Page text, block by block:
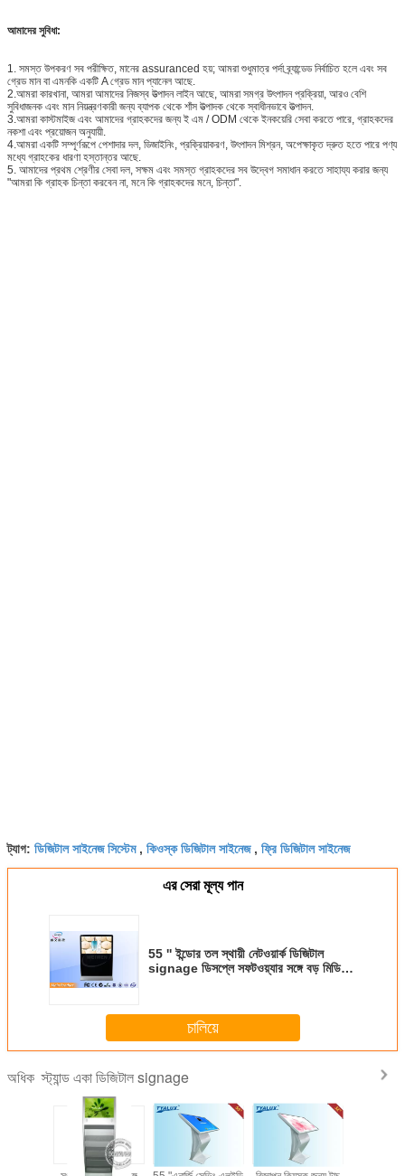
আমাদের সুবিধা:
1. সমস্ত উপকরণ সব পরীক্ষিত, মানের assuranced হয়; আমরা শুধুমাত্র পর্দা ব্র্যান্ডেড নির্বাচিত হলে এবং সব
গ্রেড মান বা এমনকি একটি A গ্রেড মান প্যানেল আছে.
2.আমরা কারখানা, আমরা আমাদের নিজস্ব উত্পাদন লাইন আছে, আমরা সমগ্র উৎপাদন প্রক্রিয়া, আরও বেশি
সুবিধাজনক এবং মান নিয়ন্ত্রণকারী জন্য ব্যাপক থেকে শাঁস উত্পাদক থেকে স্বাধীনভাবে উত্পাদন.
3.আমরা কাস্টমাইজ এবং আমাদের গ্রাহকদের জন্য ই এম / ODM থেকে ইনকয়েরি সেবা করতে পারে, গ্রাহকদের
নকশা এবং প্রয়োজন অনুযায়ী.
4.আমরা একটি সম্পূর্ণরূপে পেশাদার দল, ডিজাইনিং, প্রক্রিয়াকরণ, উৎপাদন মিশ্রন, অপেক্ষাকৃত দ্রুত হতে পারে পণ্য
মধ্যে গ্রাহকের ধারণা হস্তান্তর আছে.
5. আমাদের প্রথম শ্রেণীর সেবা দল, সক্ষম এবং সমস্ত গ্রাহকদের সব উদ্বেগ সমাধান করতে সাহায্য করার জন্য
"আমরা কি গ্রাহক চিন্তা করবেন না, মনে কি গ্রাহকদের মনে, চিন্তা".
ট্যাগ: ডিজিটাল সাইনেজ সিস্টেম, কিওস্ক ডিজিটাল সাইনেজ, ফ্রি ডিজিটাল সাইনেজ
এর সেরা মূল্য পান
55 '' ইন্ডোর তল স্থায়ী নেটওয়ার্ক ডিজিটাল
signage ডিসপ্লে সফটওয়্যার সঙ্গে বড় মিডিয়া
চালিয়ে
অধিকস্ট্যান্ড একা ডিজিটাল signage